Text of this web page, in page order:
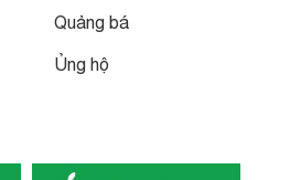
Quảng bá
Ủng hộ